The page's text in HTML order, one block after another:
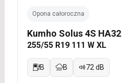
Opona całoroczna
Kumho Solus 4S HA32
255/55 R19 111 W XL
B B 72 dB